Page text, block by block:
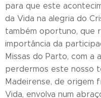
para que este
da Vida na alegria do
também oportuno, que
importância da
Missas do Parto, com a
perdermos este nosso
Madeirense, de origem
Vida, envolva num